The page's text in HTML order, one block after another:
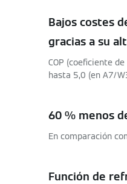
Bajos costes
gracias a su
COP (coeficiente
hasta 5,0 (en A7/
60 % menos
En comparación
Función de